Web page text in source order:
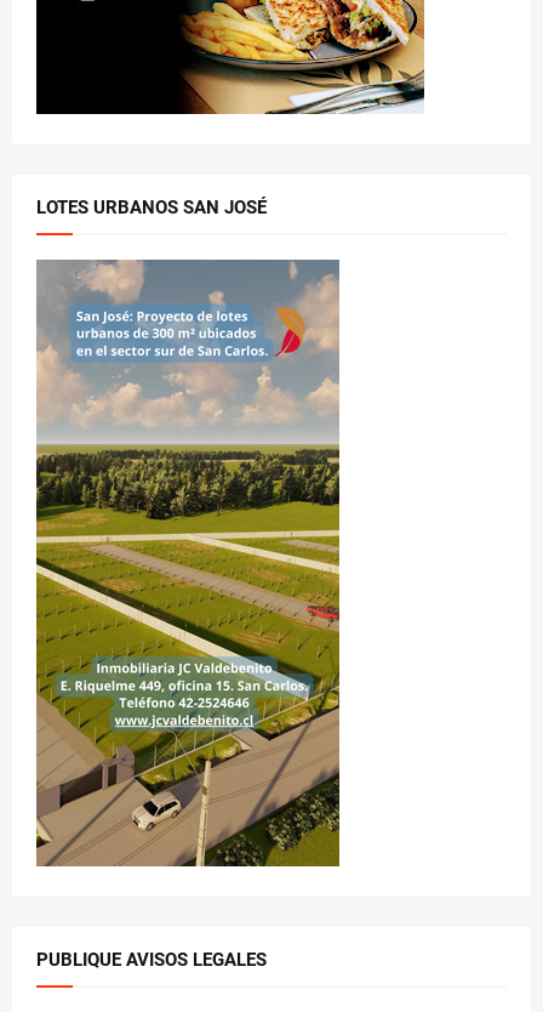
LOTES URBANOS SAN JOSÉ
PUBLIQUE AVISOS LEGALES